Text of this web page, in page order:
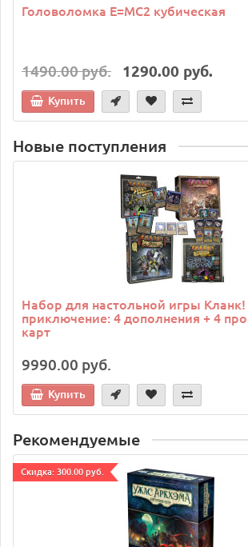
Головоломка E=MC2 кубическая
1490.00 руб. 1290.00 руб.
Купить
Новые поступления
Набор для настольной игры
приключение: 4 дополнения + 4
карт
9990.00 руб.
Купить
Рекомендуемые
Cкидка: 300.00 руб.